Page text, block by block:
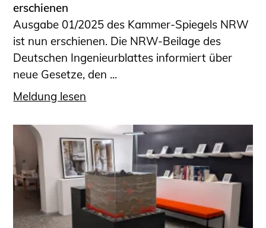
erschienen
Ausgabe 01/2025 des Kammer-Spiegels NRW
ist nun erschienen. Die NRW-Beilage des
Deutschen Ingenieurblattes informiert über
neue Gesetze, den ...
Meldung lesen